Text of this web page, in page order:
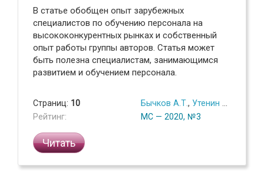
В статье обобщен опыт зарубежных
специалистов по обучению персонала на
высококонкурентных рынках и собственный
опыт работы группы авторов. Статья может
быть полезна специалистам, занимающимся
развитием и обучением персонала.
Страниц: 10
Рейтинг:
Бычков А.Т., Утенин В.В.
МС — 2020, №3
Читать